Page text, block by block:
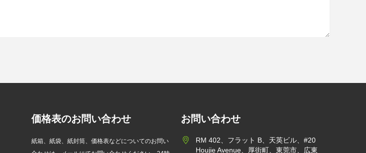
Zeal X、世界的ブランドによる
使い捨てプラスチック包装の代
価格表のお問い合わせ
紙箱、紙袋、紙封筒、価格表などについてのお問い
お問い合わせ
RM 402、フラット B、天英ビル、#20
Houjie Avenue、厚街町、東莞市、広東